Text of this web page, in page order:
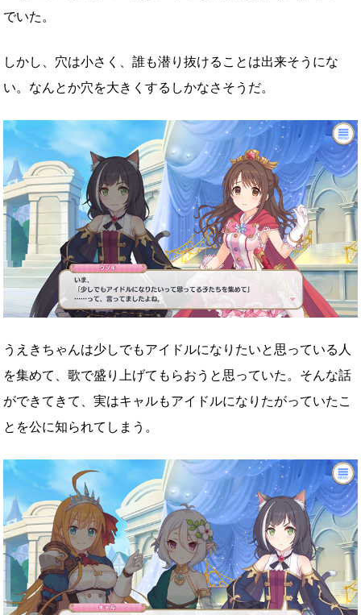
でいた。
しかし、穴は小さく、誰も潜り抜けることは出来そうにな
い。なんとか穴を大きくするしかなさそうだ。
うえきちゃんは少しでもアイドルになりたいと思っている人
を集めて、歌で盛り上げてもらおうと思っていた。そんな話
ができてきて、実はキャルもアイドルになりたがっていたこ
とを公に知られてしまう。